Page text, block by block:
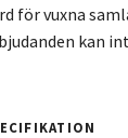
för vuxna
kan